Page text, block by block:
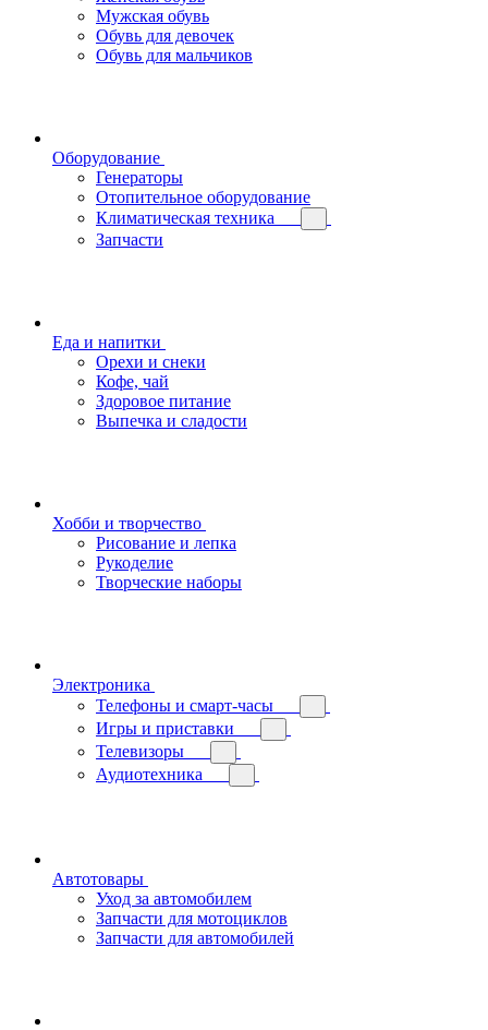
Мужская обувь
Обувь для девочек
Обувь для мальчиков
Оборудование
Генераторы
Отопительное оборудование
Климатическая техника
Запчасти
Еда и напитки
Орехи и снеки
Кофе, чай
Здоровое питание
Выпечка и сладости
Хобби и творчество
Рисование и лепка
Рукоделие
Творческие наборы
Электроника
Телефоны и смарт-часы
Игры и приставки
Телевизоры
Аудиотехника
Автотовары
Уход за автомобилем
Запчасти для мотоциклов
Запчасти для автомобилей